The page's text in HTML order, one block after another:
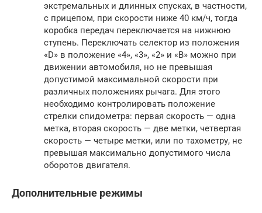
экстремальных и длинных спусках, в частности,
с прицепом, при скорости ниже 40 км/ч, тогда
коробка передач переключается на нижнюю
ступень. Переключать селектор из положения
«D» в положение «4», «3», «2» и «В» можно при
движении автомобиля, но не превышая
допустимой максимальной скорости при
различных положениях рычага. Для этого
необходимо контролировать положение
стрелки спидометра: первая скорость — одна
метка, вторая скорость — две метки, четвертая
скорость — четыре метки, или по тахометру, не
превышая максимально допустимого числа
оборотов двигателя.
Дополнительные режимы